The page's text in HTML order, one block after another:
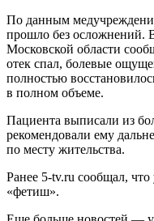
По данным
прошло без осложнений.
Московской области
отек спал, болевые
полностью
в полном объеме.
Пациента выписали из
рекомендовали ему
по месту жительства.
Ранее 5-tv.ru сообщал,
«фетиш».